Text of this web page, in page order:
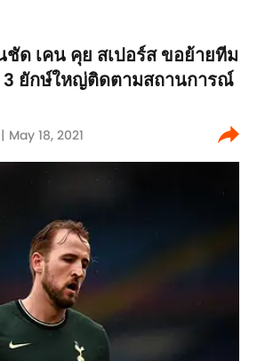
ด เคน คุย สเปอร์ส ขอย้ายทีม
3 ยักษ์ใหญ่ติดตามสถานการณ์
| May 18, 2021